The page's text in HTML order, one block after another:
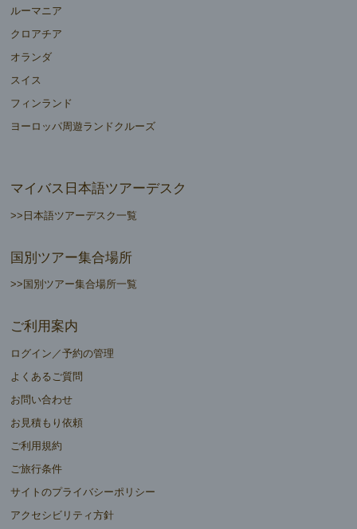
ルーマニア
クロアチア
オランダ
スイス
フィンランド
ヨーロッパ周遊ランドクルーズ
マイバス日本語ツアーデスク
>>日本語ツアーデスク一覧
国別ツアー集合場所
>>国別ツアー集合場所一覧
ご利用案内
ログイン／予約の管理
よくあるご質問
お問い合わせ
お見積もり依頼
ご利用規約
ご旅行条件
サイトのプライバシーポリシー
アクセシビリティ方針